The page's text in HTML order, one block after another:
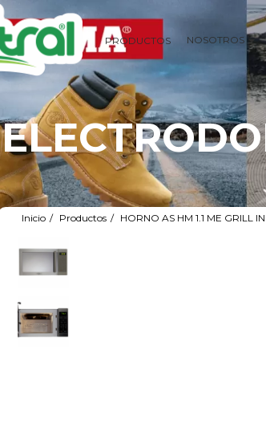
PRODUCTOS NOSOTROS
Inicio Productos HORNO AS HM 1.1 ME GRILL